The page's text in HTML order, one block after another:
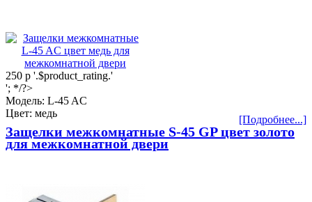
250 р '.$product_rating.'
'; */?>
Модель: L-45 AC
Цвет: медь
[Подробнее...]
Защелки межкомнатные S-45 GP цвет золото
для межкомнатной двери